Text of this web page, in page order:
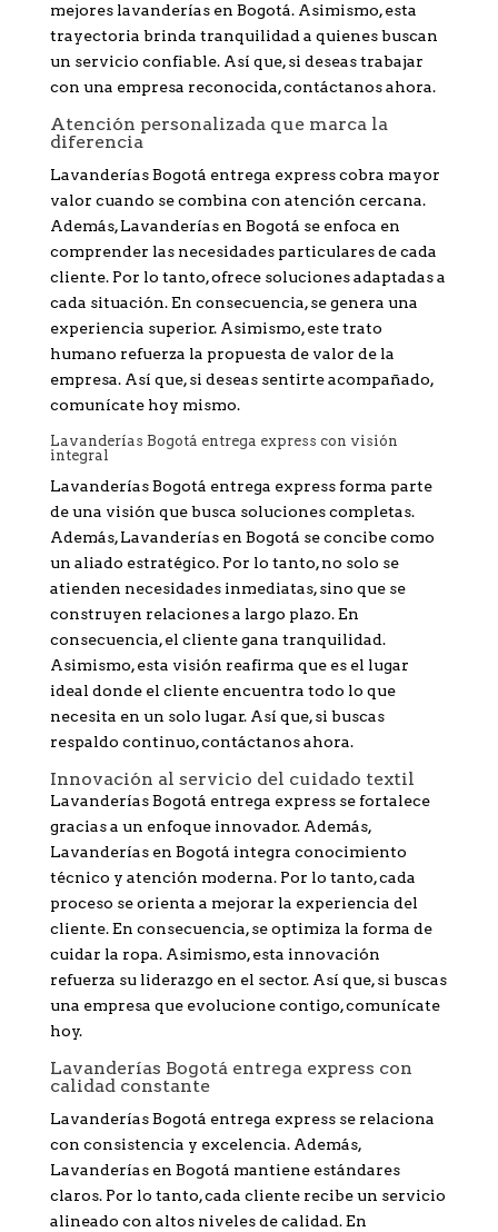
mejores lavanderías en Bogotá. Asimismo, esta
trayectoria brinda tranquilidad a quienes buscan
un servicio confiable. Así que, si deseas trabajar
con una empresa reconocida, contáctanos ahora.
Atención personalizada que marca la
diferencia
Lavanderías Bogotá entrega express cobra mayor
valor cuando se combina con atención cercana.
Además, Lavanderías en Bogotá se enfoca en
comprender las necesidades particulares de cada
cliente. Por lo tanto, ofrece soluciones adaptadas a
cada situación. En consecuencia, se genera una
experiencia superior. Asimismo, este trato
humano refuerza la propuesta de valor de la
empresa. Así que, si deseas sentirte acompañado,
comunícate hoy mismo.
Lavanderías Bogotá entrega express con visión
integral
Lavanderías Bogotá entrega express forma parte
de una visión que busca soluciones completas.
Además, Lavanderías en Bogotá se concibe como
un aliado estratégico. Por lo tanto, no solo se
atienden necesidades inmediatas, sino que se
construyen relaciones a largo plazo. En
consecuencia, el cliente gana tranquilidad.
Asimismo, esta visión reafirma que es el lugar
ideal donde el cliente encuentra todo lo que
necesita en un solo lugar. Así que, si buscas
respaldo continuo, contáctanos ahora.
Innovación al servicio del cuidado textil
Lavanderías Bogotá entrega express se fortalece
gracias a un enfoque innovador. Además,
Lavanderías en Bogotá integra conocimiento
técnico y atención moderna. Por lo tanto, cada
proceso se orienta a mejorar la experiencia del
cliente. En consecuencia, se optimiza la forma de
cuidar la ropa. Asimismo, esta innovación
refuerza su liderazgo en el sector. Así que, si buscas
una empresa que evolucione contigo, comunícate
hoy.
Lavanderías Bogotá entrega express con
calidad constante
Lavanderías Bogotá entrega express se relaciona
con consistencia y excelencia. Además,
Lavanderías en Bogotá mantiene estándares
claros. Por lo tanto, cada cliente recibe un servicio
alineado con altos niveles de calidad. En